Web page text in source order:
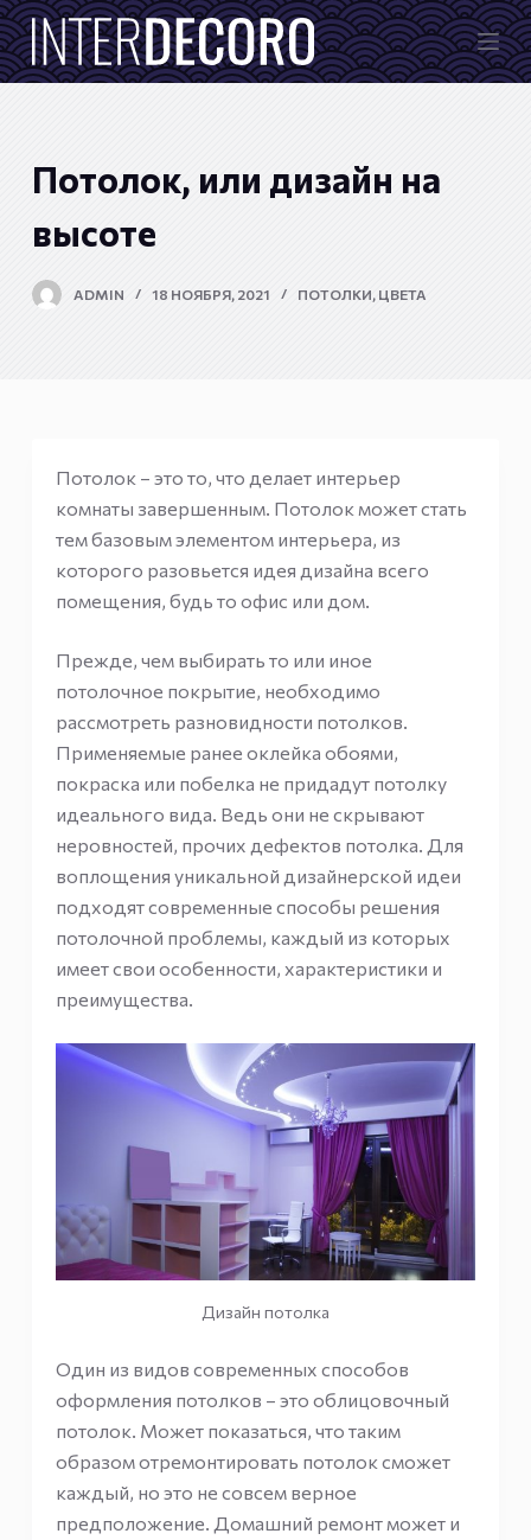
П
е
р
у
Потолок, или дизайн на
высоте
ADMIN 18 НОЯБРЯ, 2021 ПОТОЛКИ, ЦВЕТА
Потолок – это то, что делает интерьер
комнаты завершенным. Потолок может стать
тем базовым элементом интерьера, из
которого разовьется идея дизайна всего
помещения, будь то офис или дом.
Прежде, чем выбирать то или иное
потолочное покрытие, необходимо
рассмотреть разновидности потолков.
Применяемые ранее оклейка обоями,
покраска или побелка не придадут потолку
идеального вида. Ведь они не скрывают
неровностей, прочих дефектов потолка. Для
воплощения уникальной дизайнерской идеи
подходят современные способы решения
потолочной проблемы, каждый из которых
имеет свои особенности, характеристики и
преимущества.
Дизайн потолка
Один из видов современных способов
оформления потолков – это облицовочный
потолок. Может показаться, что таким
образом отремонтировать потолок сможет
каждый, но это не совсем верное
предположение. Домашний ремонт может и